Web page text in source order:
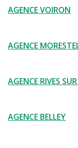
AGENCE VOIRON
AGENCE
AGENCE RIVES
AGENCE BELLEY